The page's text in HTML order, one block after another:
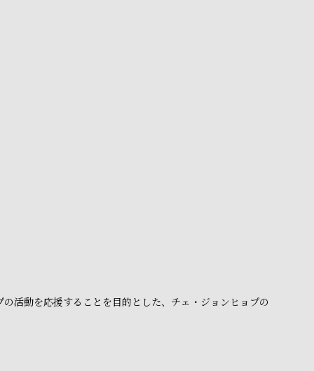
活動を応援することを目的とした、チェ・ジョンヒョプの